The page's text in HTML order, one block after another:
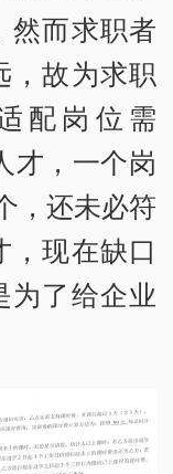
然而求职者
，故为求职
配岗位需
才，一个岗
，还未必符
现在缺口
为了给企业